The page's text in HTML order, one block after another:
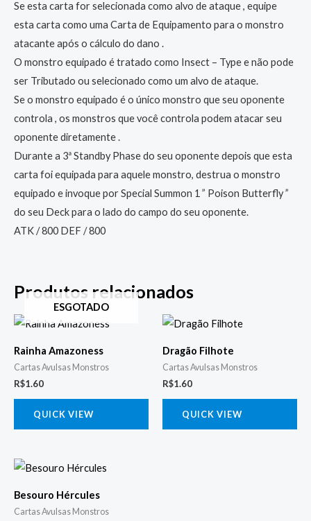
Se esta carta for selecionada como alvo de ataque , equipe
esta carta como uma Carta de Equipamento para o monstro
atacante após o cálculo do dano .
O monstro equipado é tratado como Insect – Type e não pode
ser Tributado ou selecionado como um alvo de ataque.
Se o monstro equipado é o único monstro que seu oponente
controla , os monstros que você controla podem atacar seu
oponente diretamente .
Durante a 3ª Standby Phase do seu oponente depois que esta
carta foi equipada para aquele monstro, destrua o monstro
equipado e invoque por Special Summon 1 ” Poison Butterfly ”
do seu Deck para o lado do campo do seu oponente.
ATK / 800 DEF / 800
Produtos relacionados
ESGOTADO
Rainha Amazoness
Cartas Avulsas Monstros
R$1.60
QUICK VIEW
Dragão Filhote
Cartas Avulsas Monstros
R$1.60
QUICK VIEW
Besouro Hércules
Cartas Avulsas Monstros